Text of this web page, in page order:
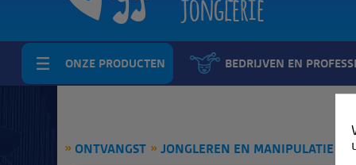
ONZE PRODUCTEN BEDRIJVEN EN
ONTVANGST JONGLEREN EN MANIPULATIE